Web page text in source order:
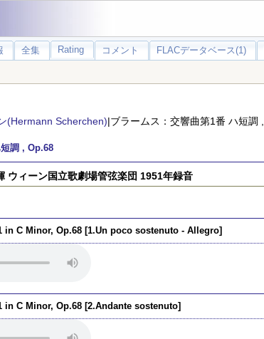
全集 Rating コメント FLACデータベース(1)
(Hermann Scherchen)|ブラームス：交響曲第1番 ハ短調
調 , Op.68
ウィーン国立歌劇場管弦楽団 1951年録音
in C Minor, Op.68 [1.Un poco sostenuto - Allegro]
in C Minor, Op.68 [2.Andante sostenuto]